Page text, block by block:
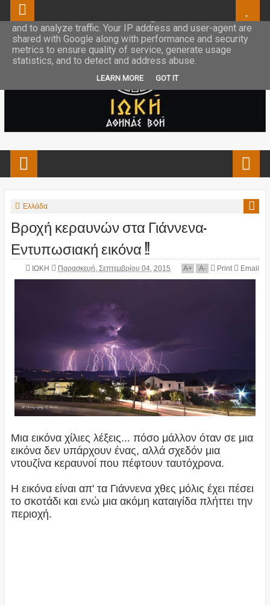
Ελλάδα
Βροχή κεραυνών στα Γιάννενα-
Εντυπωσιακή εικόνα !!
ΙΩΚΗ Παρασκευή, Σεπτεμβρίου 04, 2015 A+ A- Print Email
Μια εικόνα χίλιες λέξεις... πόσο μάλλον όταν σε μια
εικόνα δεν υπάρχουν ένας, αλλά σχεδόν μια
ντουζίνα κεραυνοί που πέφτουν ταυτόχρονα.
Η εικόνα είναι απ' τα Γιάννενα χθες μόλις έχει πέσει
το σκοτάδι και ενώ μια ακόμη καταιγίδα πλήττει την
περιοχή.
This site uses cookies from Google to deliver its services
and to analyze traffic. Your IP address and user-agent are
shared with Google along with performance and security
metrics to ensure quality of service, generate usage
statistics, and to detect and address abuse.
LEARN MORE GOT IT